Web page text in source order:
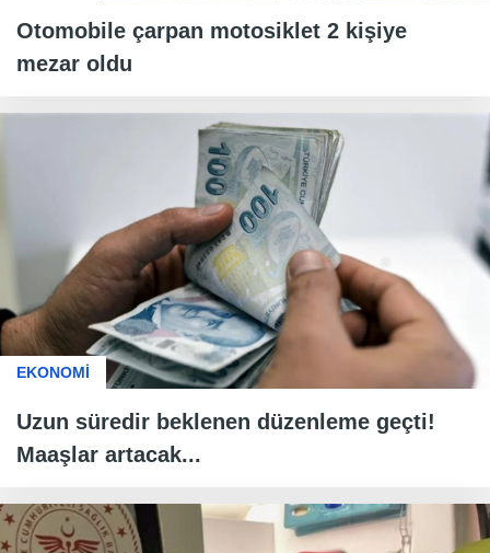
Otomobile çarpan motosiklet 2 kişiye
mezar oldu
EKONOMİ
Uzun süredir beklenen düzenleme geçti!
Maaşlar artacak...